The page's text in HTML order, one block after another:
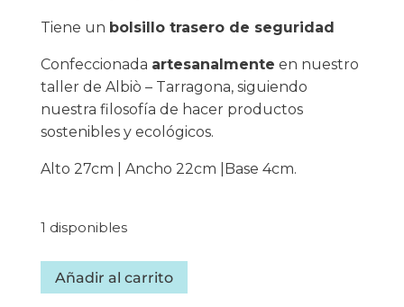
Tiene un bolsillo trasero de seguridad
Confeccionada artesanalmente en nuestro
taller de Albiò – Tarragona, siguiendo
nuestra filosofía de hacer productos
sostenibles y ecológicos.
Alto 27cm | Ancho 22cm |Base 4cm.
1 disponibles
Riñonera
handmade
Añadir al carrito